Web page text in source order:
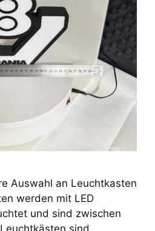
Auswahl an Leuchtkasten
werden mit LED
und sind zwischen